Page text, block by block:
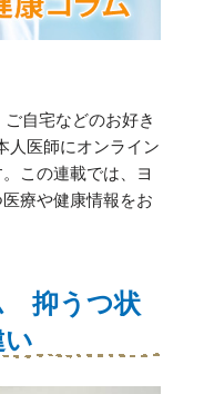
ご自宅などのお好き
人医師にオンライン
この連載では、ヨ
療や健康情報をお
抑うつ状